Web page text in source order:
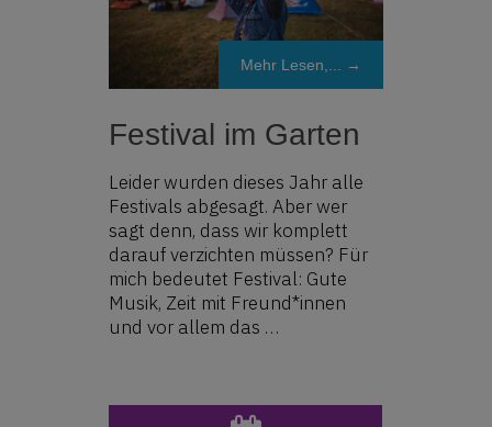
Mehr Lesen,... →
Festival im Garten
Leider wurden dieses Jahr alle
Festivals abgesagt. Aber wer
sagt denn, dass wir komplett
darauf verzichten müssen? Für
mich bedeutet Festival: Gute
Musik, Zeit mit Freund*innen
und vor allem das …